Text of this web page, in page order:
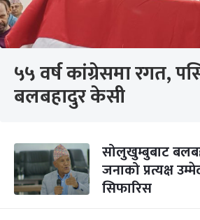
५५ वर्ष कांग्रेसमा रगत,
बलबहादुर केसी
सोलुखुम्बुबाट
जनाको प्रत्यक्ष
सिफारिस